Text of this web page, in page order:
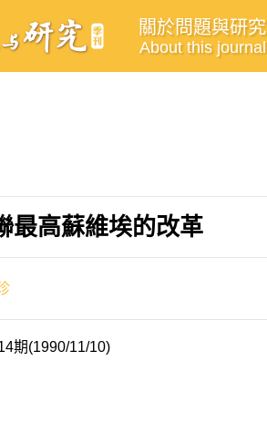
關於問題與研究
About this journal
最高蘇維埃的改革
期(1990/11/10)